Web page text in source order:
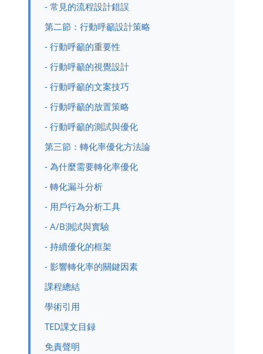
- 常見的流程設計錯誤
第二節：行動呼籲設計策略
- 行動呼籲的重要性
- 行動呼籲的視覺設計
- 行動呼籲的文案技巧
- 行動呼籲的放置策略
- 行動呼籲的測試與優化
第三節：轉化率優化方法論
- 為什麼需要轉化率優化
- 轉化漏斗分析
- 用戶行為分析工具
- A/B測試與實驗
- 持續優化的框架
- 影響轉化率的關鍵因素
課程總結
學術引用
TED課文目録
免責聲明